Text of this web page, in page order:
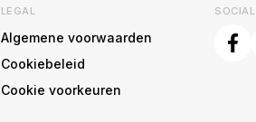
LEGAL
Algemene voorwaarden
Cookiebeleid
Cookie voorkeuren
SOCIAL